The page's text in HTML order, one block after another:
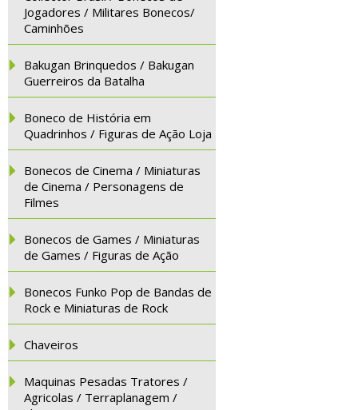
Jogadores / Militares Bonecos/
Caminhões
Bakugan Brinquedos / Bakugan
Guerreiros da Batalha
Boneco de História em
Quadrinhos / Figuras de Ação Loja
Bonecos de Cinema / Miniaturas
de Cinema / Personagens de
Filmes
Bonecos de Games / Miniaturas
de Games / Figuras de Ação
Bonecos Funko Pop de Bandas de
Rock e Miniaturas de Rock
Chaveiros
Maquinas Pesadas Tratores /
Agricolas / Terraplanagem /